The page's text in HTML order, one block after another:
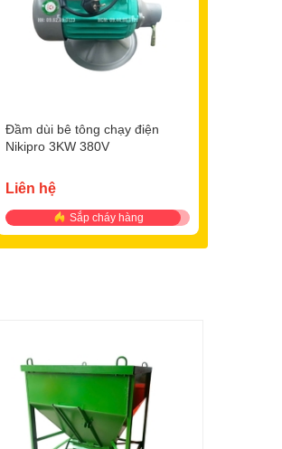
Đầm dùi bê tông chạy điện
Nikipro 3KW 380V
Liên hệ
Sắp cháy hàng